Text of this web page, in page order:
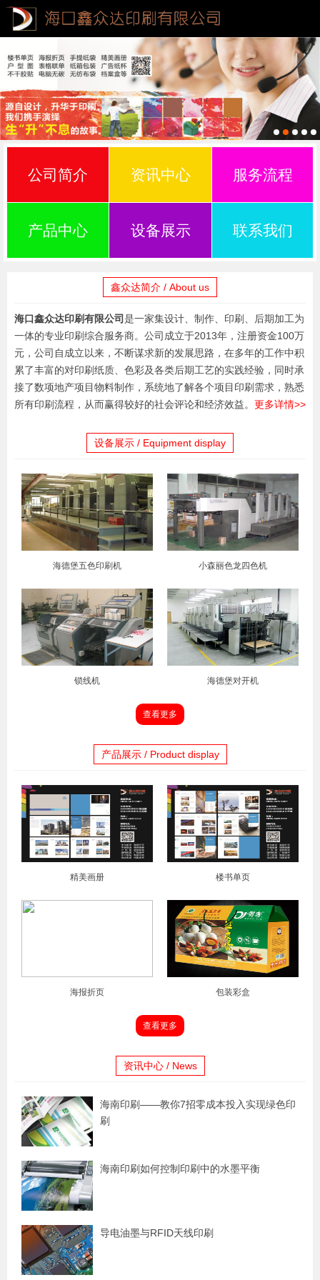
公司简介 资讯中心 服务流程
产品中心 设备展示 联系我们
鑫众达简介 / About us
海口鑫众达印刷有限公司是一家集设计、制作、印刷、后期加工为
一体的专业印刷综合服务商。公司成立于2013年，注册资金100万
元，公司自成立以来，不断谋求新的发展思路，在多年的工作中积
累了丰富的对印刷纸质、色彩及各类后期工艺的实践经验，同时承
接了数项地产项目物料制作，系统地了解各个项目印刷需求，熟悉
所有印刷流程，从而赢得较好的社会评论和经济效益。 更多详情>>
设备展示 / Equipment display
海德堡五色印刷机 小森丽色龙四色机
锁线机 海德堡对开机
查看更多
产品展示 / Product display
精美画册 楼书单页
海报折页 包装彩盒
查看更多
资讯中心 / News
海南印刷——教你7招零成本投入实现绿色印
刷
海南印刷如何控制印刷中的水墨平衡
导电油墨与RFID天线印刷